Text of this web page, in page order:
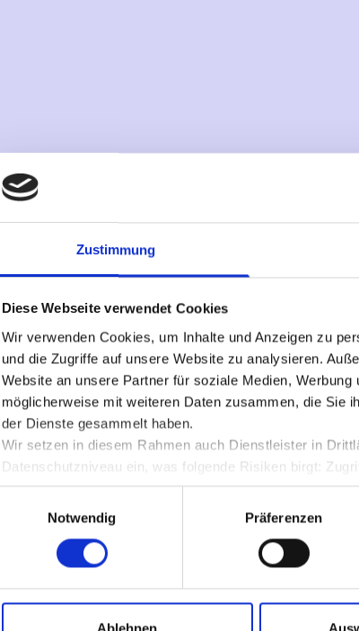
Zustimmung
Diese Webseite verwendet Cookies
Wir verwenden Cookies, um Inhalte und Anzeigen zu
und die Zugriffe auf unsere Website zu analysieren.
Website an unsere Partner für soziale Medien,
möglicherweise mit weiteren Daten zusammen, die Sie
der Dienste gesammelt haben.
Wir setzen in diesem Rahmen auch Dienstleister in
Datenschutzniveau ein, was folgende Risiken birgt:
keine Rechtsmittel, Kontrollverlust.
Notwendig
Präferenzen
Ablehnen